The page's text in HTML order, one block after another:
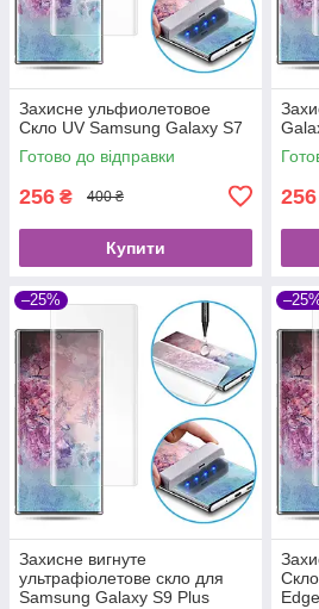
Захисне ульфиолетовое
Скло UV Samsung Galaxy S7
Готово до відправки
256 ₴ 400 ₴
Купити
256
–25%
Захисне вигнуте
ультрафіолетове скло для
Samsung Galaxy S9 Plus
Edge